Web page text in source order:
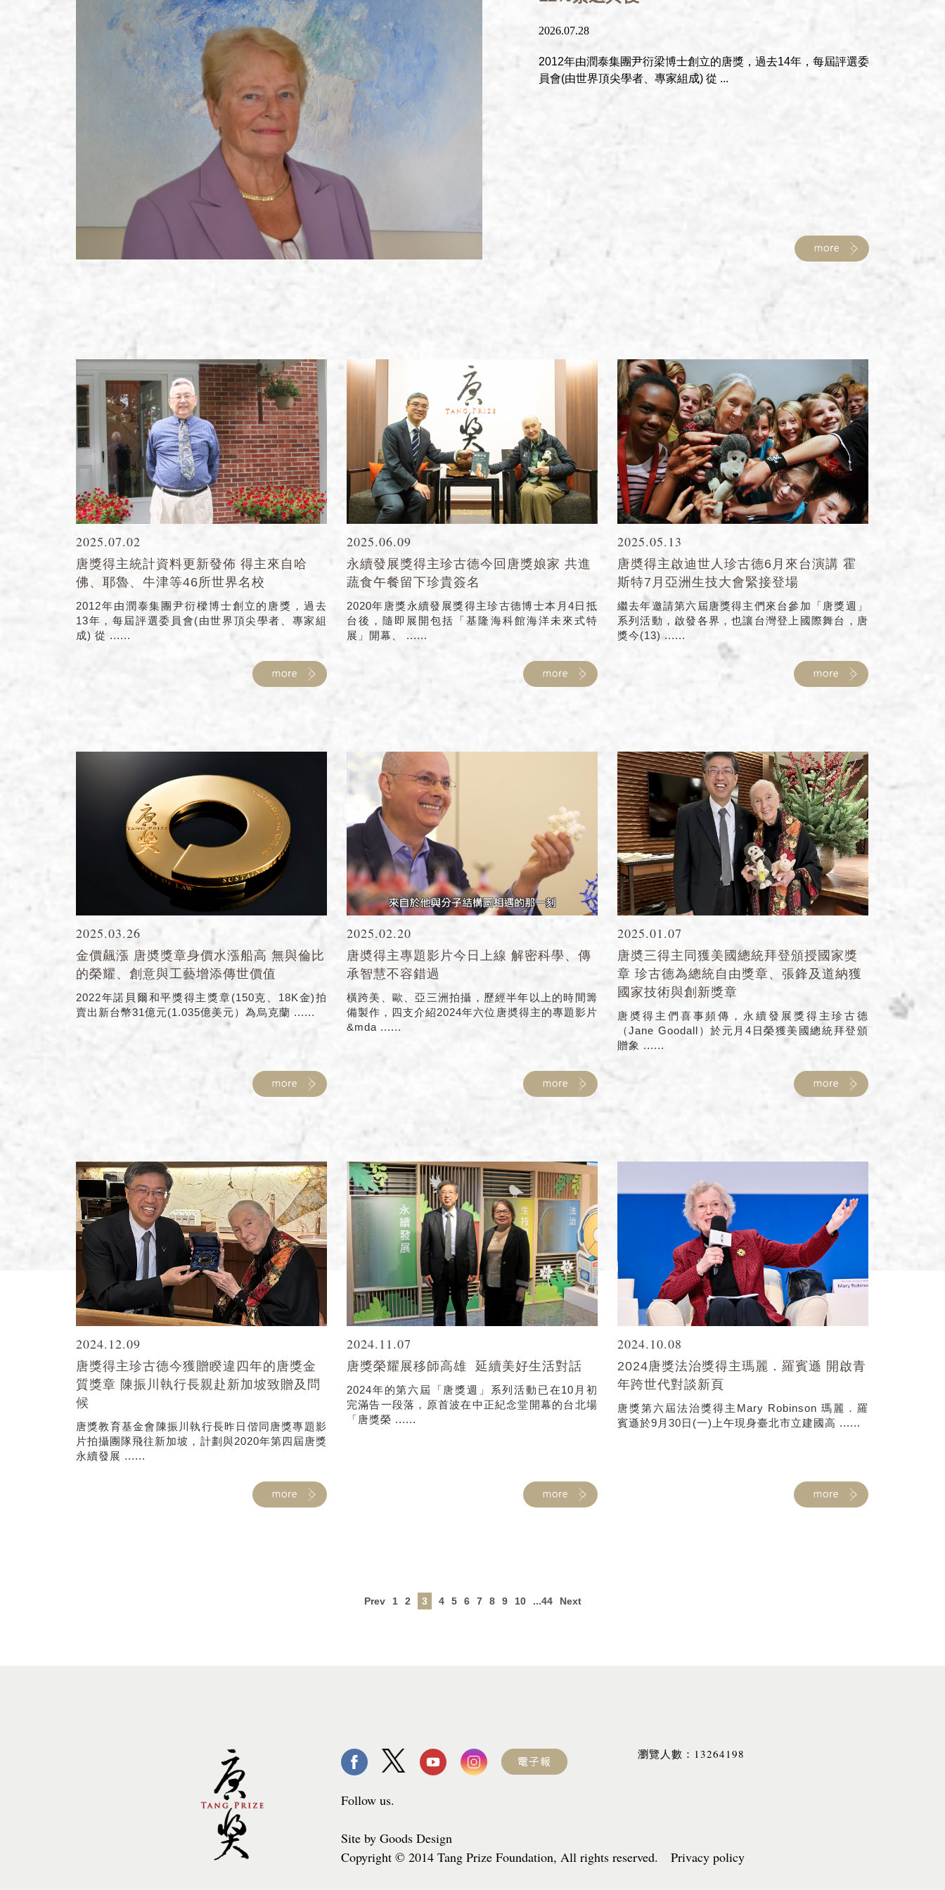
2026.07.28
2012年由潤泰集團尹衍梁博士創立的唐獎，過去14年，每屆評選委
員會(由世界頂尖學者、專家組成) 從 ...
2025.07.02
唐獎得主統計資料更新發佈 得主來自哈
佛、耶魯、牛津等46所世界名校
2012年由潤泰集團尹衍樑博士創立的唐獎，過去
13年，每屆評選委員會(由世界頂尖學者、專家組
成) 從 ......
2025.06.09
永續發展獎得主珍古德今回唐獎娘家 共進
蔬食午餐留下珍貴簽名
2020年唐獎永續發展獎得主珍古德博士本月4日抵
台後，隨即展開包括「基隆海科館海洋未來式特
展」開幕、 ......
2025.05.13
唐奬得主啟迪世人珍古德6月來台演講 霍
斯特7月亞洲生技大會緊接登場
繼去年邀請第六屆唐獎得主們來台參加「唐獎週」
系列活動，啟發各界，也讓台灣登上國際舞台，唐
獎今(13) ......
2025.03.26
金價飆漲 唐奬獎章身價水漲船高 無與倫比
的榮耀、創意與工藝增添傳世價值
2022年諾貝爾和平獎得主獎章(150克、18K金)拍
賣出新台幣31億元(1.035億美元）為烏克蘭 ......
2025.02.20
唐奬得主專題影片今日上線 解密科學、傳
承智慧不容錯過
橫跨美、歐、亞三洲拍攝，歷經半年以上的時間籌
備製作，四支介紹2024年六位唐奬得主的專題影片
&mda ......
2025.01.07
唐奬三得主同獲美國總統拜登頒授國家獎
章 珍古德為總統自由獎章、張鋒及道納獲
國家技術與創新獎章
唐奬得主們喜事頻傳，永續發展獎得主珍古德
（Jane Goodall）於元月4日榮獲美國總統拜登頒
贈象 ......
2024.12.09
唐獎得主珍古德今獲贈睽違四年的唐獎金
質獎章 陳振川執行長親赴新加坡致贈及問
候
唐獎教育基金會陳振川執行長昨日偕同唐獎專題影
片拍攝團隊飛往新加坡，計劃與2020年第四屆唐獎
永續發展 ......
2024.11.07
唐獎榮耀展移師高雄 延續美好生活對話
2024年的第六屆「唐獎週」系列活動已在10月初
完滿告一段落，原首波在中正紀念堂開幕的台北場
「唐獎榮 ......
2024.10.08
2024唐獎法治獎得主瑪麗．羅賓遜 開啟青
年跨世代對談新頁
唐獎第六屆法治獎得主Mary Robinson 瑪麗．羅
賓遜於9月30日(一)上午現身臺北市立建國高 ......
Prev 1 2 3 4 5 6 7 8 9 10 ...44 Next
Follow us.
Site by Goods Design
Copyright © 2014 Tang Prize Foundation, All rights reserved. Privacy policy
瀏覽人數： 13264198